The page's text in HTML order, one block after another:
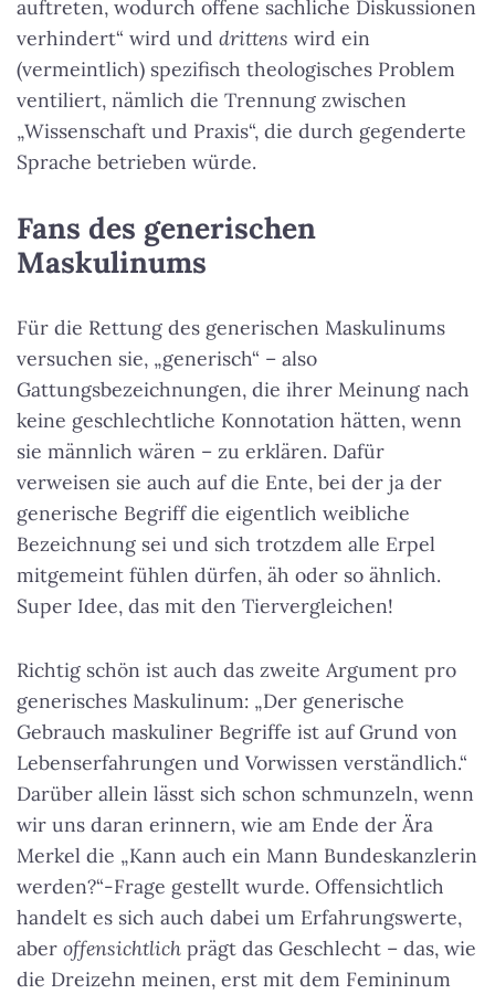
auftreten, wodurch offene sachliche Diskussionen
verhindert“ wird und drittens wird ein
(vermeintlich) spezifisch theologisches Problem
ventiliert, nämlich die Trennung zwischen
„Wissenschaft und Praxis“, die durch gegenderte
Sprache betrieben würde.
Fans des generischen
Maskulinums
Für die Rettung des generischen Maskulinums
versuchen sie, „generisch“ – also
Gattungsbezeichnungen, die ihrer Meinung nach
keine geschlechtliche Konnotation hätten, wenn
sie männlich wären – zu erklären. Dafür
verweisen sie auch auf die Ente, bei der ja der
generische Begriff die eigentlich weibliche
Bezeichnung sei und sich trotzdem alle Erpel
mitgemeint fühlen dürfen, äh oder so ähnlich.
Super Idee, das mit den Tiervergleichen!
Richtig schön ist auch das zweite Argument pro
generisches Maskulinum: „Der generische
Gebrauch maskuliner Begriffe ist auf Grund von
Lebenserfahrungen und Vorwissen verständlich.“
Darüber allein lässt sich schon schmunzeln, wenn
wir uns daran erinnern, wie am Ende der Ära
Merkel die „Kann auch ein Mann Bundeskanzlerin
werden?“-Frage gestellt wurde. Offensichtlich
handelt es sich auch dabei um Erfahrungswerte,
aber offensichtlich prägt das Geschlecht – das, wie
die Dreizehn meinen, erst mit dem Femininum